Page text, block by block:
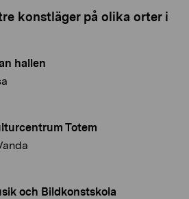
konstläger på olika orter i
hallen
Totem
och Bildkonstskola